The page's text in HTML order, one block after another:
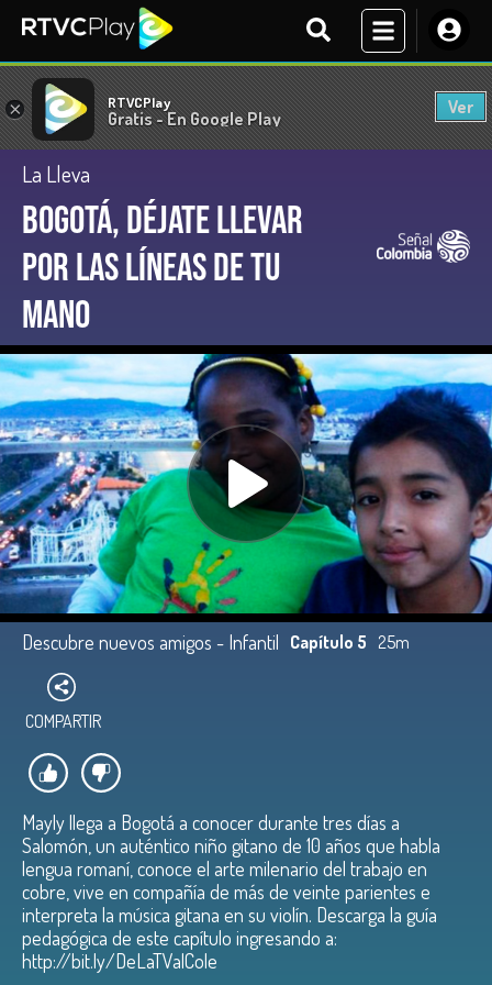
× RTVCPlay
Gratis - En Google Play
Ver
La Lleva
Bogotá, déjate llevar
por las líneas de tu
mano
Descubre nuevos amigos - Infantil Capítulo 5 25m
COMPARTIR
Mayly llega a Bogotá a conocer durante tres días a
Salomón, un auténtico niño gitano de 10 años que habla
lengua romaní, conoce el arte milenario del trabajo en
cobre, vive en compañía de más de veinte parientes e
interpreta la música gitana en su violín. Descarga la guía
pedagógica de este capítulo ingresando a:
http://bit.ly/DeLaTValCole